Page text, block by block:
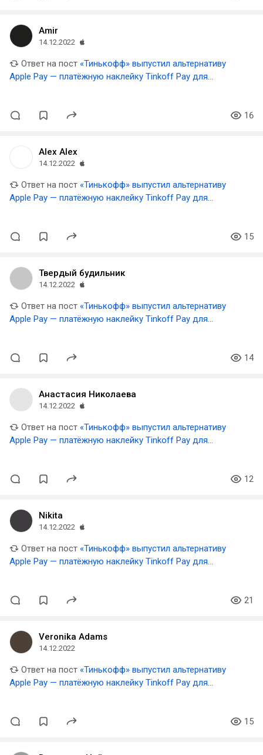
Amir
14.12.2022
Ответ на пост «Тинькофф» выпустил альтернативу
Apple Pay — платёжную наклейку Tinkoff Pay для
16
Alex Alex
14.12.2022
Ответ на пост «Тинькофф» выпустил альтернативу
Apple Pay — платёжную наклейку Tinkoff Pay для
15
Твердый будильник
14.12.2022
Ответ на пост «Тинькофф» выпустил альтернативу
Apple Pay — платёжную наклейку Tinkoff Pay для
14
Анастасия Николаева
14.12.2022
Ответ на пост «Тинькофф» выпустил альтернативу
Apple Pay — платёжную наклейку Tinkoff Pay для
12
Nikita
14.12.2022
Ответ на пост «Тинькофф» выпустил альтернативу
Apple Pay — платёжную наклейку Tinkoff Pay для
21
Veronika Adams
14.12.2022
Ответ на пост «Тинькофф» выпустил альтернативу
Apple Pay — платёжную наклейку Tinkoff Pay для
15